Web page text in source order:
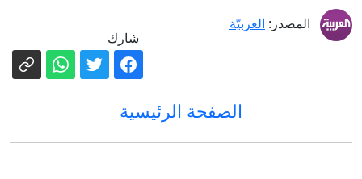
المصدر: العربيّة
شارك
الصفحة الرئيسية